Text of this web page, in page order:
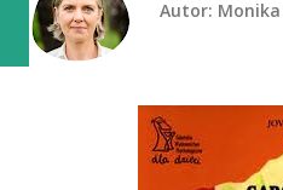
Autor: